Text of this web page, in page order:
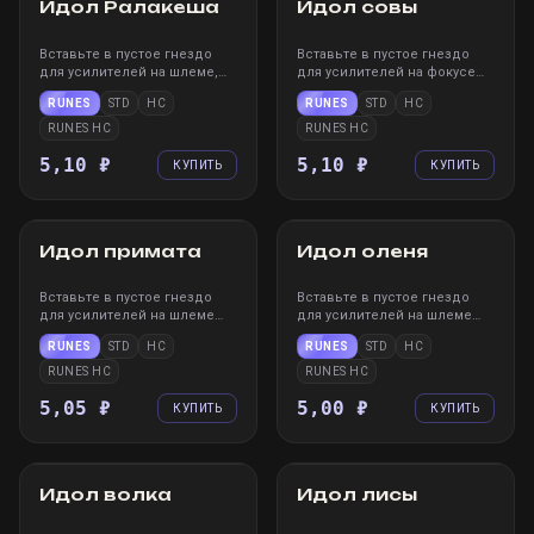
Идол Ралакеша
Вставьте в пустое гнездо
для усилителей на шлеме,
чтобы применить эффект к
ним. После вставки нельзя
извлечь, но можно заменить
RUNES STD
HC
RUNES HC
5,10 ₽ КУПИТЬ
Идол совы
Вставьте в пустое гнездо
для усилителей на фокусе
или скипетре, чтобы
применить эффект к ним.
После вставки нельзя
другим усилителем.
RUNES STD
HC
RUNES HC
5,10 ₽ КУПИТЬ
Идол примата
Вставьте в пустое гнездо
для усилителей на шлеме
или скипетре, чтобы
применить эффект к ним.
После вставки нельзя
другим усилителем.
RUNES STD
HC
RUNES HC
5,05 ₽ КУПИТЬ
Идол оленя
Вставьте в пустое гнездо
для усилителей на шлеме
или скипетре, чтобы
применить эффект к ним.
После вставки нельзя
другим усилителем.
RUNES STD
HC
RUNES HC
5,00 ₽ КУПИТЬ
Идол волка Идол лисы